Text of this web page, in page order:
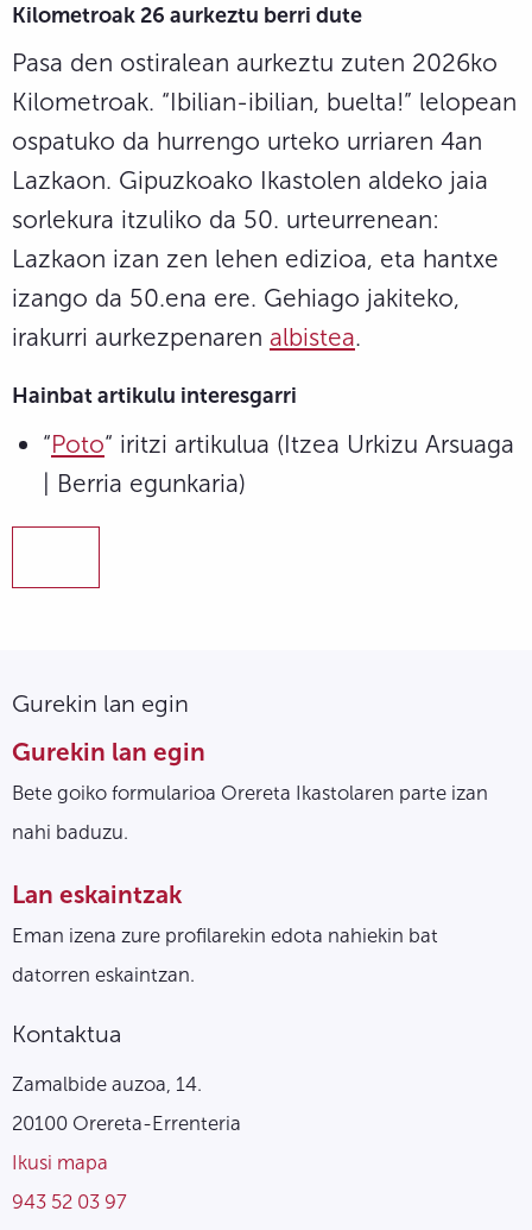
Kilometroak 26 aurkeztu berri dute
Pasa den ostiralean aurkeztu zuten 2026ko
Kilometroak. “Ibilian-ibilian, buelta!” lelopean
ospatuko da hurrengo urteko urriaren 4an
Lazkaon. Gipuzkoako Ikastolen aldeko jaia
sorlekura itzuliko da 50. urteurrenean:
Lazkaon izan zen lehen edizioa, eta hantxe
izango da 50.ena ere. Gehiago jakiteko,
irakurri aurkezpenaren albistea.
Hainbat artikulu interesgarri
“Poto“ iritzi artikulua (Itzea Urkizu Arsuaga
| Berria egunkaria)
Gurekin lan egin
Gurekin lan egin
Bete goiko formularioa Orereta Ikastolaren parte izan
nahi baduzu.
Lan eskaintzak
Eman izena zure profilarekin edota nahiekin bat
datorren eskaintzan.
Kontaktua
Zamalbide auzoa, 14.
20100 Orereta-Errenteria
Ikusi mapa
943 52 03 97